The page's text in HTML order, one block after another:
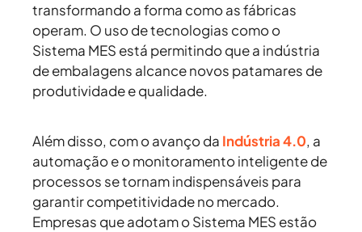
transformando a forma como as fábricas
operam. O uso de tecnologias como o
Sistema MES está permitindo que a indústria
de embalagens alcance novos patamares de
produtividade e qualidade.
Além disso, com o avanço da Indústria 4.0, a
automação e o monitoramento inteligente de
processos se tornam indispensáveis para
garantir competitividade no mercado.
Empresas que adotam o Sistema MES estão